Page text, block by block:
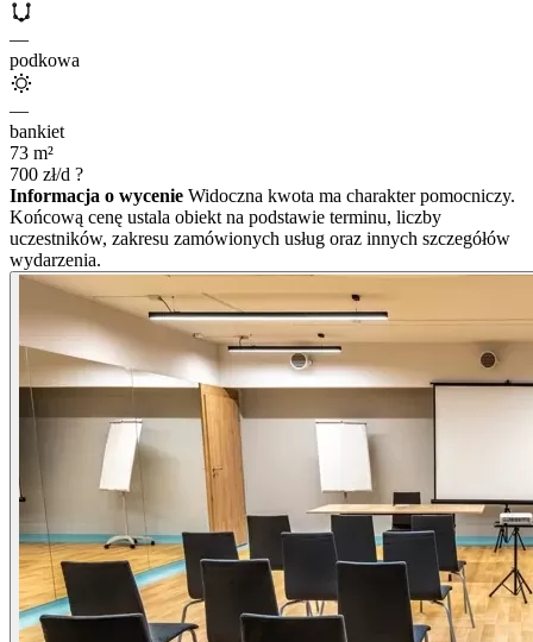
—
podkowa
—
bankiet
73 m²
700 zł/d ?
Informacja o wycenie Widoczna kwota ma charakter pomocniczy.
Końcową cenę ustala obiekt na podstawie terminu, liczby
uczestników, zakresu zamówionych usług oraz innych szczegółów
wydarzenia.